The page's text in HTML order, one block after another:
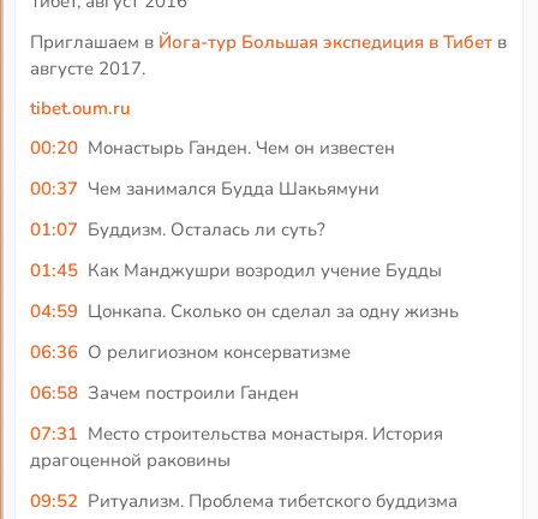
Приглашаем в Йога-тур Большая экспедиция в Тибет в
августе 2017.
tibet.oum.ru
00:20 Монастырь Ганден. Чем он известен
00:37 Чем занимался Будда Шакьямуни
01:07 Буддизм. Осталась ли суть?
01:45 Как Манджушри возродил учение Будды
04:59 Цонкапа. Сколько он сделал за одну жизнь
06:36 О религиозном консерватизме
06:58 Зачем построили Ганден
07:31 Место строительства монастыря. История
драгоценной раковины
09:52 Ритуализм. Проблема тибетского буддизма